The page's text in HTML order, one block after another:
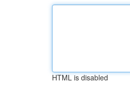
HTML is disabled